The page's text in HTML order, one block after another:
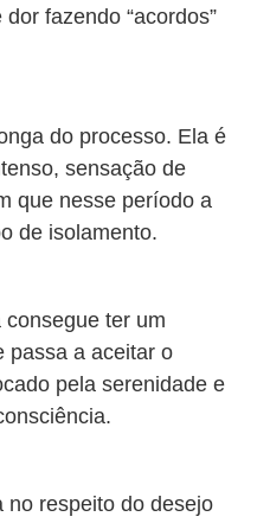
fazendo “acordos”
do processo. Ela é
sensação de
que nesse período a
de isolamento.
ter um
passa a aceitar o
pela serenidade e
no respeito do desejo